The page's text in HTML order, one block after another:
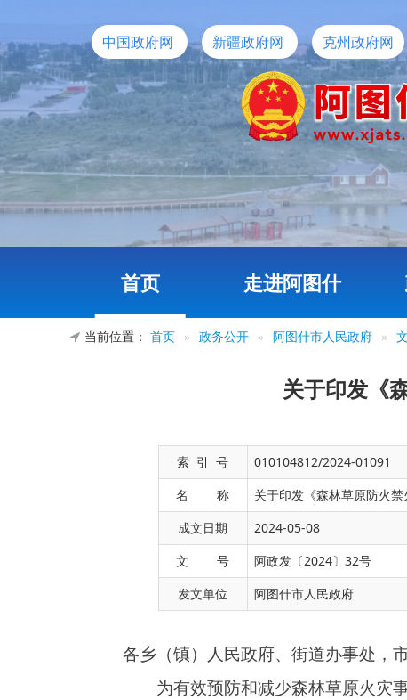
中国政府网 新疆政府网 克州政府网
首页 走进阿图什
当前位置： 首页 » 政务公开 » 阿图什市人民政府 »
关于印发《
索 引 号 010104812/2024-01091
名 称
关于印发《森林草原防火
成文日期
2024-05-08
文 号
阿政发〔2024〕32号
发文单位
阿图什市人民政府
各乡（镇）人民政府、街道办事处，市直各部门
为有效预防和减少森林草原火灾事故，结
经阿图什市人民政府同意，现印发你们，请认真
2024
（此件公开发布）